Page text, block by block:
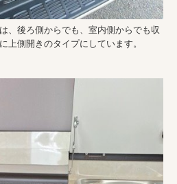
、後ろ側からでも、室内側からでも収
上側開きのタイプにしています。